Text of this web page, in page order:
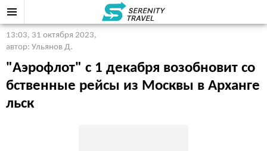
13:03, 31 октября 2023,
автор: Ульянов Д.
"Аэрофлот" с 1 декабря возобновит со
бственные рейсы из Москвы в Арханге
льск